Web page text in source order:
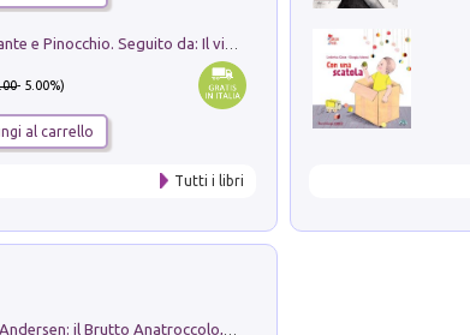
- 5.00%)
al carrello
Tutti i libri